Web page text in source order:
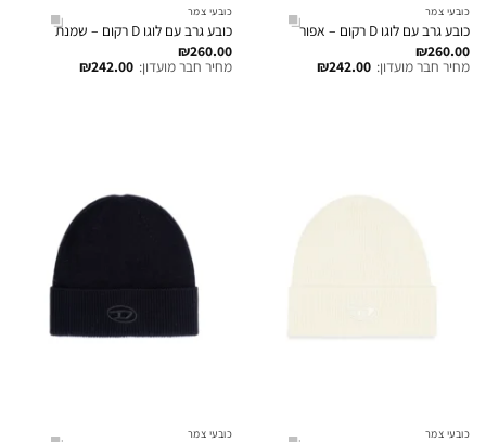
כובעי צמר
כובע גרב עם לוגו D רקום – אפור
₪260.00
מחיר חבר מועדון: ₪242.00
כובעי צמר
כובע גרב עם לוגו D רקום – שמנת
₪260.00
מחיר חבר מועדון: ₪242.00
כובעי צמר כובעי צמר